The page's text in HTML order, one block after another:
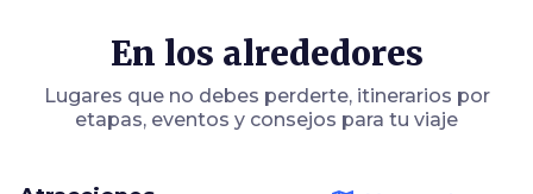
En los alrededores
Lugares que no debes perderte, itinerarios por
etapas, eventos y consejos para tu viaje